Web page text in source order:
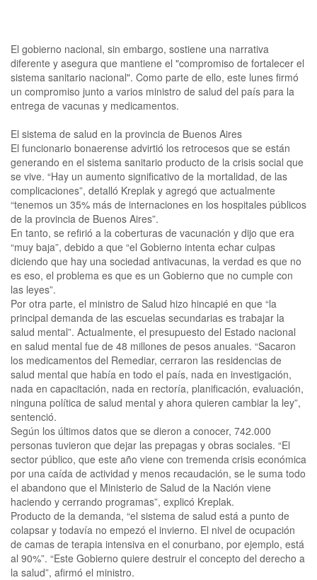
El gobierno nacional, sin embargo, sostiene una narrativa
diferente y asegura que mantiene el "compromiso de fortalecer el
sistema sanitario nacional". Como parte de ello, este lunes firmó
un compromiso junto a varios ministro de salud del país para la
entrega de vacunas y medicamentos.
El sistema de salud en la provincia de Buenos Aires
El funcionario bonaerense advirtió los retrocesos que se están
generando en el sistema sanitario producto de la crisis social que
se vive. “Hay un aumento significativo de la mortalidad, de las
complicaciones”, detalló Kreplak y agregó que actualmente
“tenemos un 35% más de internaciones en los hospitales públicos
de la provincia de Buenos Aires”.
En tanto, se refirió a la coberturas de vacunación y dijo que era
“muy baja”, debido a que “el Gobierno intenta echar culpas
diciendo que hay una sociedad antivacunas, la verdad es que no
es eso, el problema es que es un Gobierno que no cumple con
las leyes”.
Por otra parte, el ministro de Salud hizo hincapié en que “la
principal demanda de las escuelas secundarias es trabajar la
salud mental”. Actualmente, el presupuesto del Estado nacional
en salud mental fue de 48 millones de pesos anuales. “Sacaron
los medicamentos del Remediar, cerraron las residencias de
salud mental que había en todo el país, nada en investigación,
nada en capacitación, nada en rectoría, planificación, evaluación,
ninguna política de salud mental y ahora quieren cambiar la ley”,
sentenció.
Según los últimos datos que se dieron a conocer, 742.000
personas tuvieron que dejar las prepagas y obras sociales. “El
sector público, que este año viene con tremenda crisis económica
por una caída de actividad y menos recaudación, se le suma todo
el abandono que el Ministerio de Salud de la Nación viene
haciendo y cerrando programas”, explicó Kreplak.
Producto de la demanda, “el sistema de salud está a punto de
colapsar y todavía no empezó el invierno. El nivel de ocupación
de camas de terapia intensiva en el conurbano, por ejemplo, está
al 90%”. “Este Gobierno quiere destruir el concepto del derecho a
la salud”, afirmó el ministro.